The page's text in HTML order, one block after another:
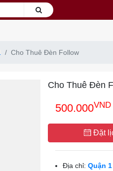
Cho Thuê Đèn Follow
Cho Thuê Đèn
500.000VND
Đặt
Địa chỉ: Quận 1